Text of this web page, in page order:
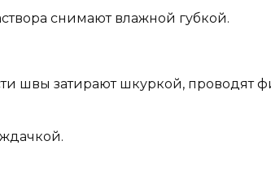
снимают влажной губкой.
швы затирают шкуркой, проводят